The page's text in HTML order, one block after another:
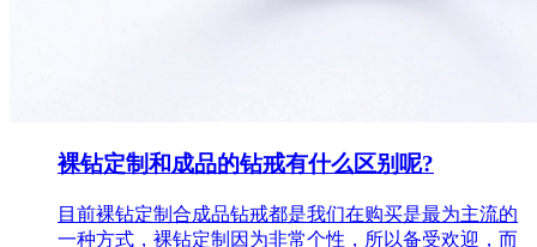
裸钻定制和成品的钻戒有什么区别呢?
目前裸钻定制合成品钻戒都是我们在购买是最为主流的
一种方式，裸钻定制因为非常个性，所以备受欢迎，而